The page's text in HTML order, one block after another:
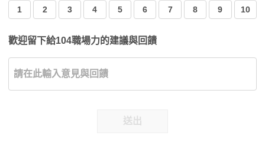
1 2 3 4 5 6 7 8 9 10
歡迎留下給104職場力的建議與回饋
送出